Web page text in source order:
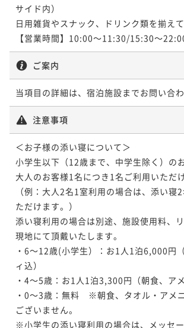
サイド内）
日用雑貨やスナック、ドリンク類を揃えて
【営業時間】10:00～11:30/15:30～
ご案内
当項目の詳細は、宿泊施設までお問い合わ
注意事項
＜お子様の添い寝について＞
小学生以下（12歳まで、中学生除く）の
大人のお客様1名につき1名ご利用いただけ
（例：大人2名1室利用の場合は、添い寝
ただけます。）
添い寝利用の場合は別途、施設使用料、
現地にて頂戴いたします。
・6～12歳(小学生）：お1人1泊6,000円
ィ込）
・4～5歳：お1人1泊3,300円（朝食、アメ
・0～3歳：無料　※朝食、タオル・アメ
ございません。
※小学生の添い寝利用の場合は、メッセ